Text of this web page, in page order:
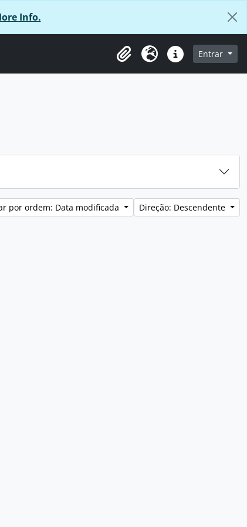
Info.
Área de transferência
Idioma Ligações rápidas
Entrar
por ordem: Data modificada Direção: Descendente